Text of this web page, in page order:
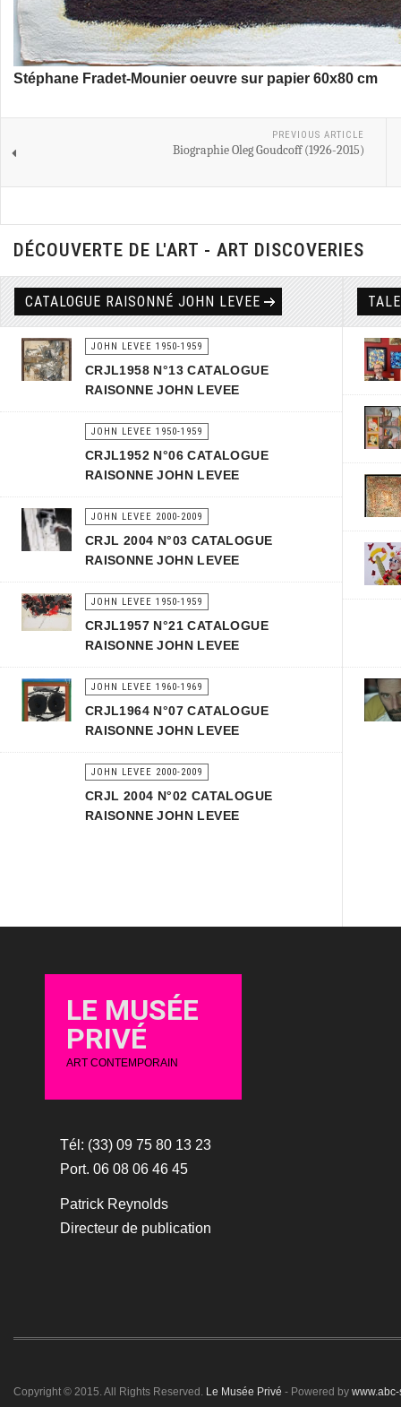
Stéphane Fradet-Mounier oeuvre sur papier 60x80 cm
PREVIOUS ARTICLE
Biographie Oleg Goudcoff (1926-2015)
DÉCOUVERTE DE L'ART - ART DISCOVERIES
CATALOGUE RAISONNÉ JOHN LEVEE
JOHN LEVEE 1950-1959
CRJL1958 N°13 CATALOGUE
RAISONNE JOHN LEVEE
JOHN LEVEE 1950-1959
CRJL1952 N°06 CATALOGUE
RAISONNE JOHN LEVEE
JOHN LEVEE 2000-2009
CRJL 2004 N°03 CATALOGUE
RAISONNE JOHN LEVEE
JOHN LEVEE 1950-1959
CRJL1957 N°21 CATALOGUE
RAISONNE JOHN LEVEE
JOHN LEVEE 1960-1969
CRJL1964 N°07 CATALOGUE
RAISONNE JOHN LEVEE
JOHN LEVEE 2000-2009
CRJL 2004 N°02 CATALOGUE
RAISONNE JOHN LEVEE
LE MUSÉE
PRIVÉ
ART CONTEMPORAIN
Tél: (33) 09 75 80 13 23
Port. 06 08 06 46 45
Patrick Reynolds
Directeur de publication
Copyright © 2015. All Rights Reserved. Le Musée Privé - Powered by